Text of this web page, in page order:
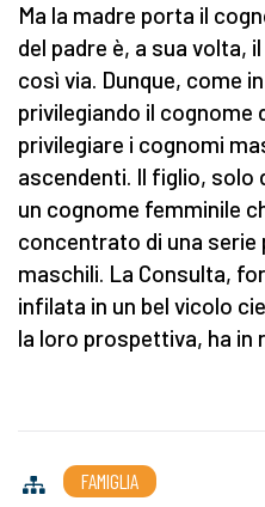
Ma la madre porta il
del padre è, a sua volta,
così via. Dunque, come
privilegiando il cognome
privilegiare i cognomi
ascendenti. Il figlio, solo
un cognome femminile
concentrato di una
maschili. La Consulta,
infilata in un bel vicolo
la loro prospettiva, ha in
FAMIGLIA